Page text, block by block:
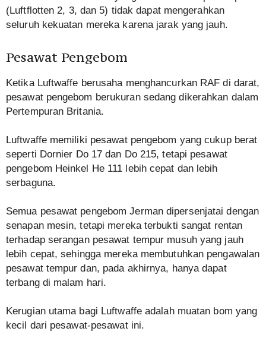
(Luftflotten 2, 3, dan 5) tidak dapat mengerahkan
seluruh kekuatan mereka karena jarak yang jauh.
Pesawat Pengebom
Ketika Luftwaffe berusaha menghancurkan RAF di darat,
pesawat pengebom berukuran sedang dikerahkan dalam
Pertempuran Britania.
Luftwaffe memiliki pesawat pengebom yang cukup berat
seperti Dornier Do 17 dan Do 215, tetapi pesawat
pengebom Heinkel He 111 lebih cepat dan lebih
serbaguna.
Semua pesawat pengebom Jerman dipersenjatai dengan
senapan mesin, tetapi mereka terbukti sangat rentan
terhadap serangan pesawat tempur musuh yang jauh
lebih cepat, sehingga mereka membutuhkan pengawalan
pesawat tempur dan, pada akhirnya, hanya dapat
terbang di malam hari.
Kerugian utama bagi Luftwaffe adalah muatan bom yang
kecil dari pesawat-pesawat ini.